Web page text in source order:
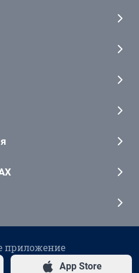
приложение
App Store